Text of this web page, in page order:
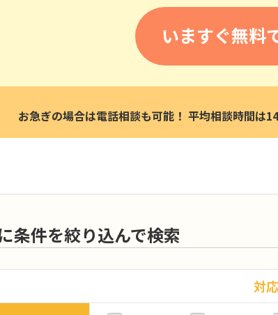
いますぐ無料
お急ぎの場合は電話相談も可能！平均相談時間は
条件を絞り込んで検索
対